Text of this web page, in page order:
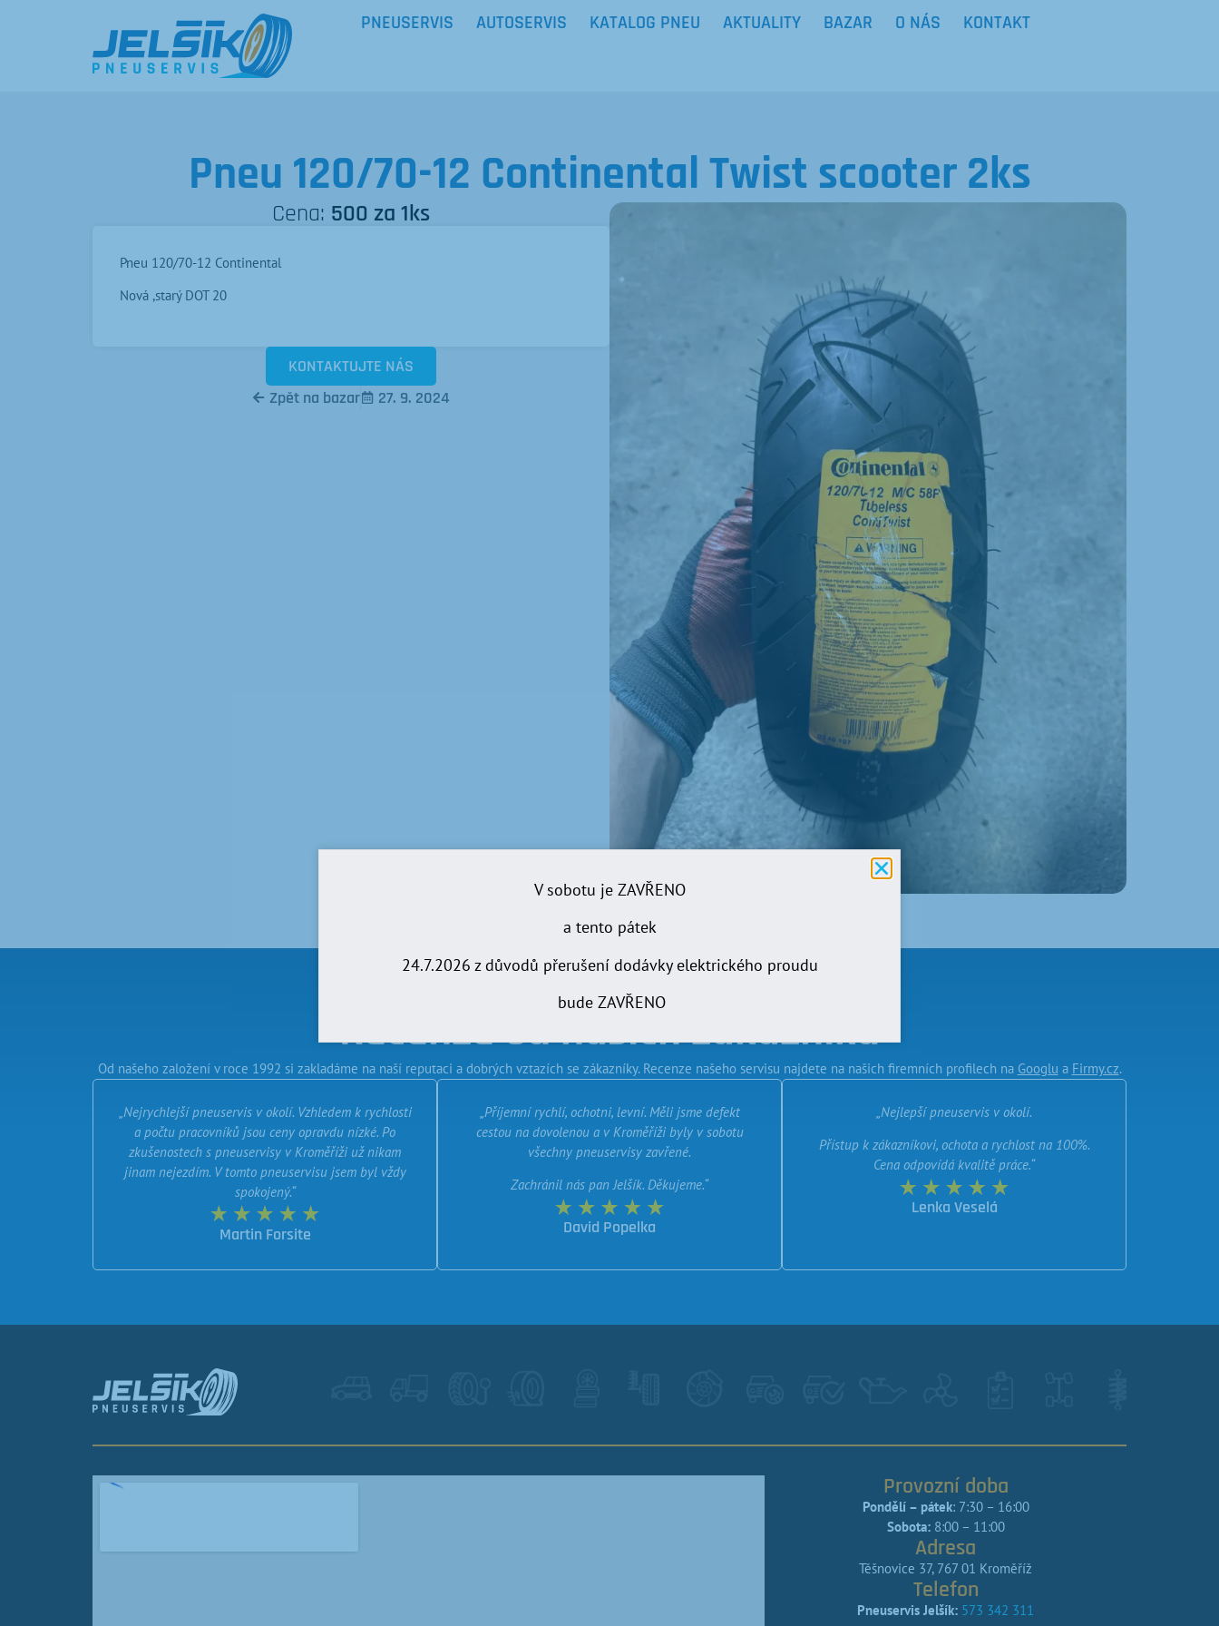
PNEUSERVIS AUTOSERVIS KATALOG PNEU AKTUALITY BAZAR O NÁS KONTAKT
Pneu 120/70-12 Continental Twist scooter 2ks
Cena: 500 za 1ks
Pneu 120/70-12 Continental
Nová ,starý DOT 20
KONTAKTUJTE NÁS
Zpět na bazar
27. 9. 2024
Recenze od našich zákazníků
Od našeho založení v roce 1992 si zakladáme na naší reputaci a dobrých vztazích se zákazníky. Recenze našeho servisu najdete na našich firemních profilech na Googlu a Firmy.cz.
„Nejrychlejší pneuservis v okolí. Vzhledem k rychlosti
a počtu pracovníků jsou ceny opravdu nízké. Po
zkušenostech s pneuservisy v Kroměříži už nikam
jinam nejezdím. V tomto pneuservisu jsem byl vždy
spokojený.“
Martin Forsite
„Příjemní rychlí, ochotni, levní. Měli jsme defekt
cestou na dovolenou a v Kroměříži byly v sobotu
všechny pneuservisy zavřené.
Zachránil nás pan Jelšík. Děkujeme.“
David Popelka
„Nejlepší pneuservis v okolí.
Přístup k zákazníkovi, ochota a rychlost na 100%.
Cena odpovídá kvalitě práce.“
Lenka Veselá
Provozní doba
Pondělí – pátek: 7:30 – 16:00
Sobota:8:00 – 11:00
Adresa
Těšnovice 37, 767 01 Kroměříž
Telefon
Pneuservis Jelšík: 573 342 311
V sobotu je ZAVŘENO
a tento pátek
24.7.2026 z důvodů přerušení dodávky elektrického proudu
bude ZAVŘENO